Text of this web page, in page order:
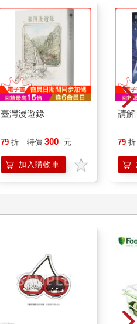
臺灣漫遊錄
79 折 特價 300 元
加入購物車
請解
79 折